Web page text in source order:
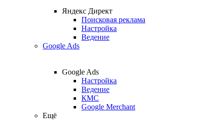
Яндекс Директ
Поисковая реклама
Настройка
Ведение
Google Ads
Google Ads
Настройка
Ведение
КМС
Google Merchant
Ещё